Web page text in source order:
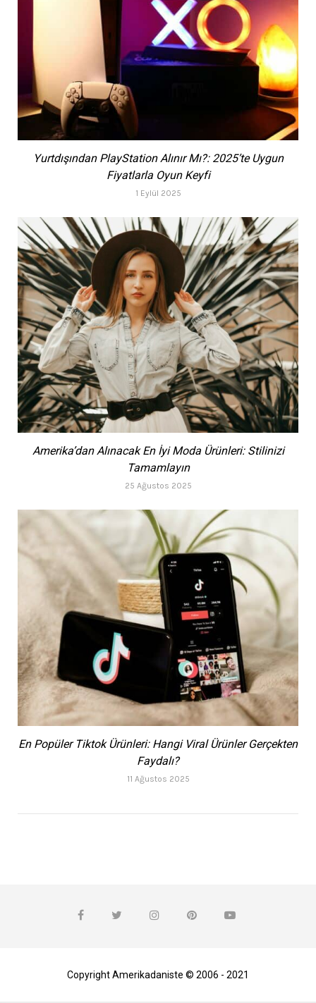
Yurtdışından PlayStation Alınır Mı?: 2025’te Uygun
Fiyatlarla Oyun Keyfi
1 Eylül 2025
Amerika’dan Alınacak En İyi Moda Ürünleri: Stilinizi
Tamamlayın
25 Ağustos 2025
En Popüler Tiktok Ürünleri: Hangi Viral Ürünler Gerçekten
Faydalı?
11 Ağustos 2025
Copyright Amerikadaniste © 2006 - 2021